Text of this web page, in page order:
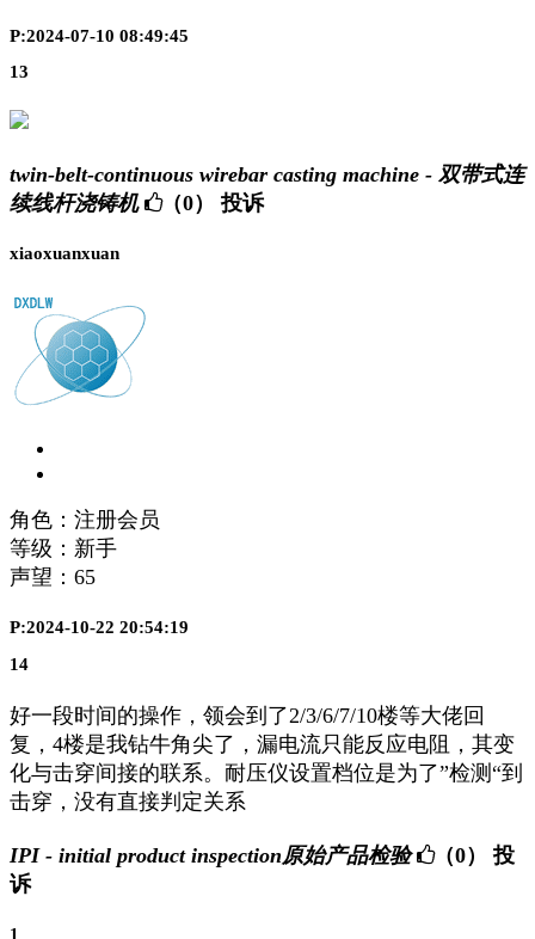
P:2024-07-10 08:49:45
13
twin-belt-continuous wirebar casting machine - 双带式连
续线杆浇铸机
（0） 投诉
xiaoxuanxuan
角色：注册会员
等级：新手
声望： 65
P:2024-10-22 20:54:19
14
好一段时间的操作，领会到了2/3/6/7/10楼等大佬回
复，4楼是我钻牛角尖了，漏电流只能反应电阻，其变
化与击穿间接的联系。耐压仪设置档位是为了”检测“到
击穿，没有直接判定关系
IPI - initial product inspection原始产品检验 （0）
投
诉
1